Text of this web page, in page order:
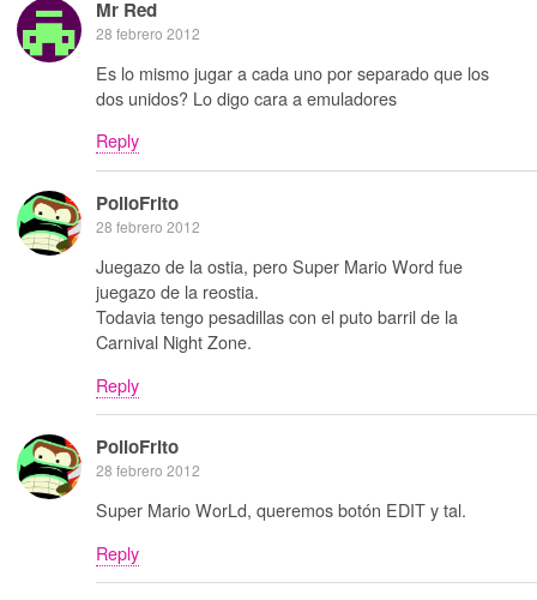
Mr Red
28 febrero 2012
Es lo mismo jugar a cada uno por separado que los
dos unidos? Lo digo cara a emuladores
Reply
PolloFrito
28 febrero 2012
Juegazo de la ostia, pero Super Mario Word fue
juegazo de la reostia.
Todavia tengo pesadillas con el puto barril de la
Carnival Night Zone.
Reply
PolloFrito
28 febrero 2012
Super Mario WorLd, queremos botón EDIT y tal.
Reply